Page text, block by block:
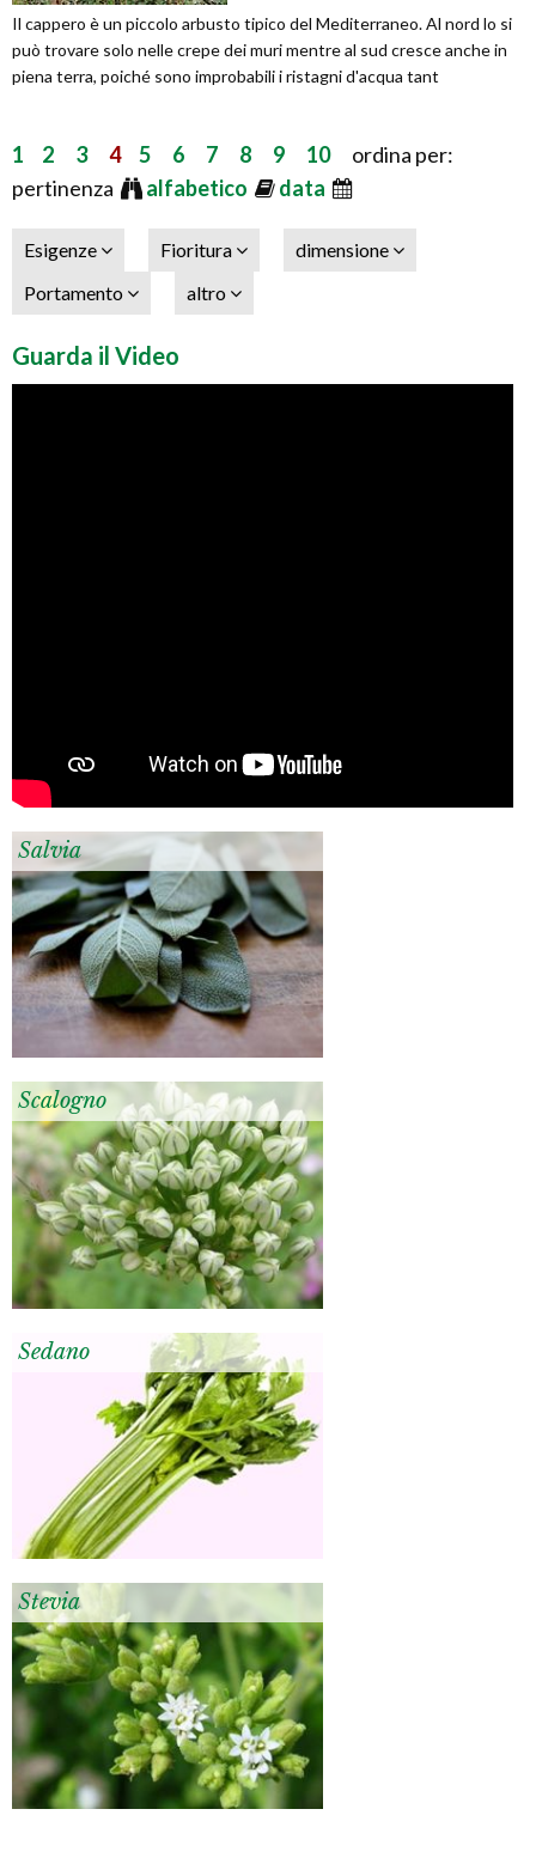
Il cappero è un piccolo arbusto tipico del Mediterraneo. Al nord lo si
può trovare solo nelle crepe dei muri mentre al sud cresce anche in
piena terra, poiché sono improbabili i ristagni d'acqua tant
1 2 3 4 5 6 7 8 9 10ordina per:
pertinenza
alfabetico data
Esigenze Fioritura
dimensione
Portamento
altro
Guarda il Video
Salvia
Scalogno
Sedano
Stevia